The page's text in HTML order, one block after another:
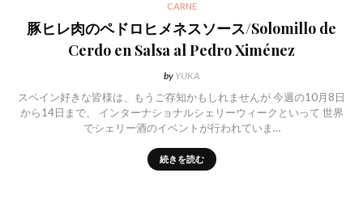
CARNE
豚ヒレ肉のペドロヒメネスソース/Solomillo de
Cerdo en Salsa al Pedro Ximénez
by YUKA
スペイン好きな皆様は、もうご存知かもしれませんが 今週の10月8日
から14日まで、 インターナショナルシェリーウィークといって 世界
でシェリー酒のイベントが行われていま…
続きを読む